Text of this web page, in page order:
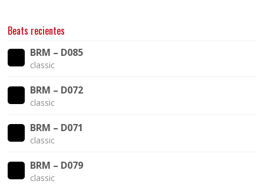
Beats recientes
BRM – D085
classic
BRM – D072
classic
BRM – D071
classic
BRM – D079
classic